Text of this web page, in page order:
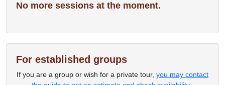
No more sessions at the moment.
For established groups
If you are a group or wish for a private tour, you may contact